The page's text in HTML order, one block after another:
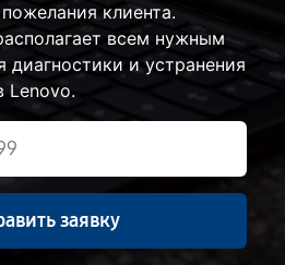
клиента.
всем нужным
диагностики и устранения
Lenovo.
заявку